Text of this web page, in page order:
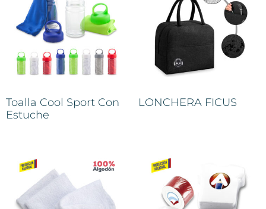
Toalla Cool Sport Con
Estuche
LONCHERA FICUS